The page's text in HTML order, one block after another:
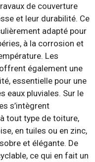
de couverture
et leur durabilité. Ce
adapté pour
à la corrosion et
Les
également une
essentielle pour une
eaux pluviales. Sur le
s’intègrent
tout type de toiture,
en tuiles ou en zinc,
et élégante. De
ce qui en fait un